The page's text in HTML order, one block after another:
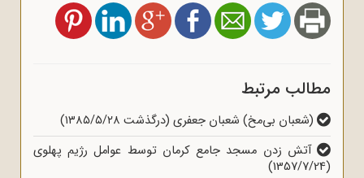
مطالب مرتبط
(شعبان بی‌مخ) شعبان جعفری (درگذشت ۱۳۸۵/۵/۲۸)
آتش زدن مسجد جامع کرمان توسط عوامل رژیم پهلوی
(1357/7/24)